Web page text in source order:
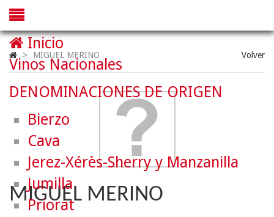
> MIGUEL MERINO Volver
MIGUEL MERINO
Inicio
Vinos Nacionales
DENOMINACIONES DE ORIGEN
Bierzo
Cava
Jerez-Xérès-Sherry y Manzanilla
Jumilla
Priorat